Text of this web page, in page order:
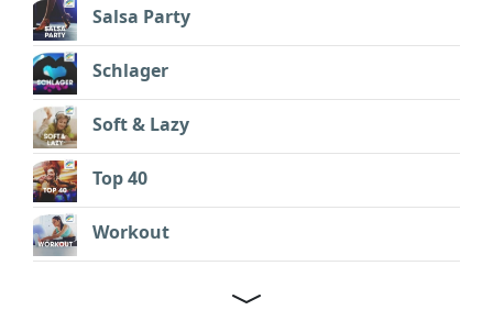
Salsa Party
Schlager
Soft & Lazy
Top 40
Workout